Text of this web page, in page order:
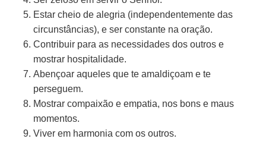
Estar cheio de alegria (independentemente das
circunstâncias), e ser constante na oração.
Contribuir para as necessidades dos outros e
mostrar hospitalidade.
Abençoar aqueles que te amaldiçoam e te
perseguem.
Mostrar compaixão e empatia, nos bons e maus
momentos.
Viver em harmonia com os outros.